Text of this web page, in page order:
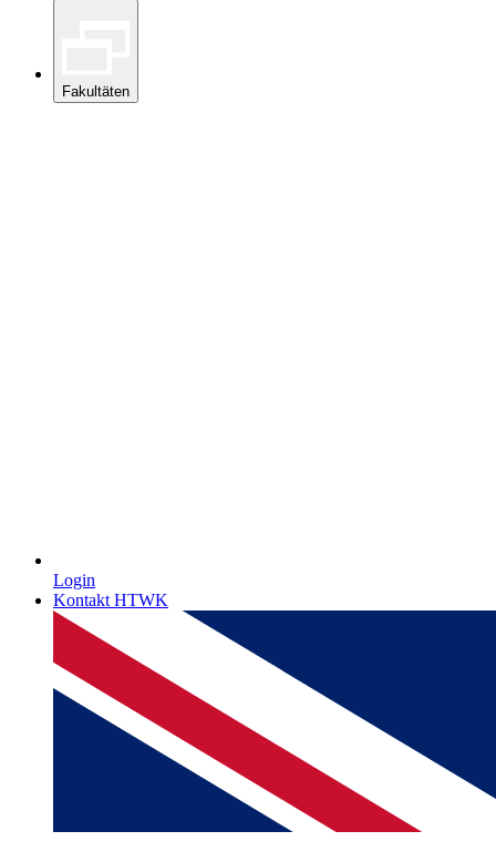
Fakultäten
Login
Kontakt HTWK